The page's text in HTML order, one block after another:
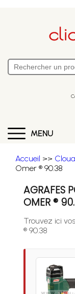
MENU
Accueil >>
Omer ® 90.38
AGRAFES
OMER ®
Trouvez ici
® 90.38